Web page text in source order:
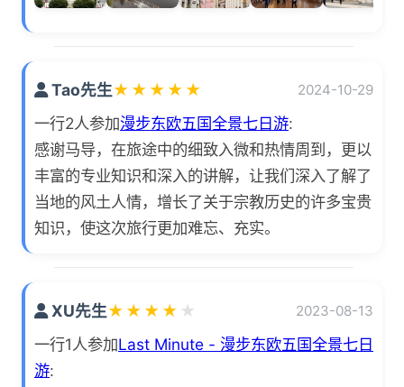
Tao先生★ ★ ★ ★ ★ 2024-10-29
一行2人参加漫步东欧五国全景七日游:
感谢马导，在旅途中的细致入微和热情周到，更以
丰富的专业知识和深入的讲解，让我们深入了解了
当地的风土人情，增长了关于宗教历史的许多宝贵
知识，使这次旅行更加难忘、充实。
XU先生★ ★ ★ ★ ★ 2023-08-13
一行1人参加Last Minute - 漫步东欧五国全景七日
游: